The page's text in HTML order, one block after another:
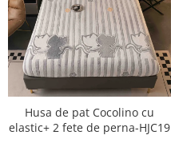
Husa de pat Cocolino cu
elastic+ 2 fete de perna-HJC19